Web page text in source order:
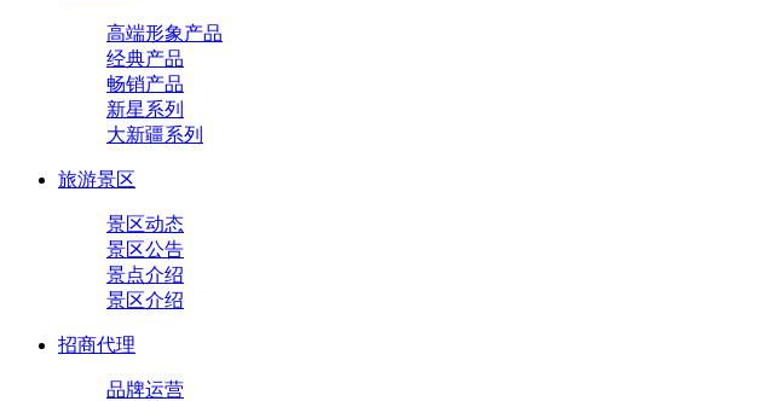
高端形象产品
经典产品
畅销产品
新星系列
大新疆系列
旅游景区
景区动态
景区公告
景点介绍
景区介绍
招商代理
品牌运营